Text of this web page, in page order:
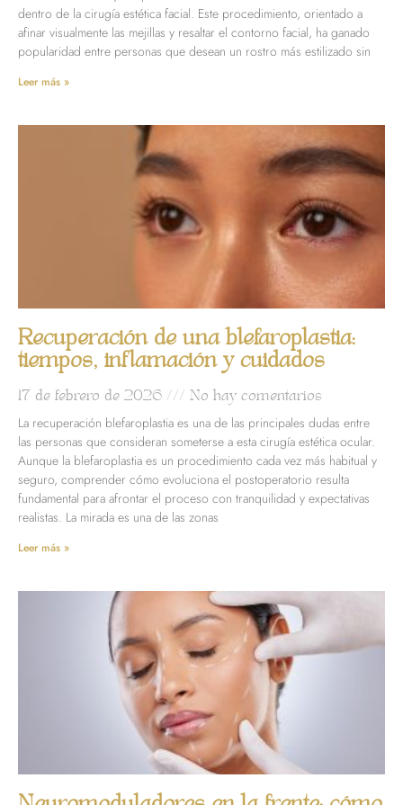
dentro de la cirugía estética facial. Este procedimiento, orientado a
afinar visualmente las mejillas y resaltar el contorno facial, ha ganado
popularidad entre personas que desean un rostro más estilizado sin
Leer más »
Recuperación de una blefaroplastia:
tiempos, inflamación y cuidados
17 de febrero de 2026 No hay comentarios
La recuperación blefaroplastia es una de las principales dudas entre
las personas que consideran someterse a esta cirugía estética ocular.
Aunque la blefaroplastia es un procedimiento cada vez más habitual y
seguro, comprender cómo evoluciona el postoperatorio resulta
fundamental para afrontar el proceso con tranquilidad y expectativas
realistas. La mirada es una de las zonas
Leer más »